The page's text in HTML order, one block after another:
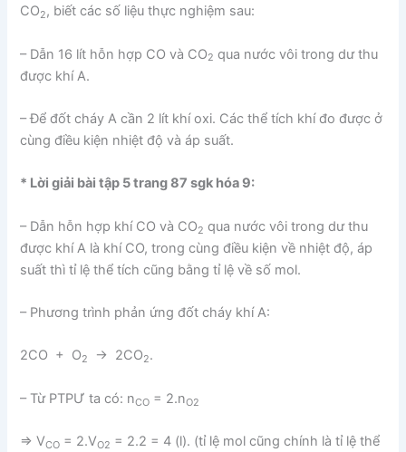
CO2, biết các số liệu thực nghiệm sau:
– Dẫn 16 lít hỗn hợp CO và CO2 qua nước vôi trong dư thu
được khí A.
– Để đốt cháy A cần 2 lít khí oxi. Các thể tích khí đo được ở
cùng điều kiện nhiệt độ và áp suất.
* Lời giải bài tập 5 trang 87 sgk hóa 9:
– Dẫn hỗn hợp khí CO và CO2 qua nước vôi trong dư thu
được khí A là khí CO, trong cùng điều kiện về nhiệt độ, áp
suất thì tỉ lệ thể tích cũng bằng tỉ lệ về số mol.
– Phương trình phản ứng đốt cháy khí A:
2CO + O2 → 2CO2.
– Từ PTPƯ ta có: nCO = 2.nO2
⇒ VCO = 2.VO2 = 2.2 = 4 (l). (tỉ lệ mol cũng chính là tỉ lệ thể